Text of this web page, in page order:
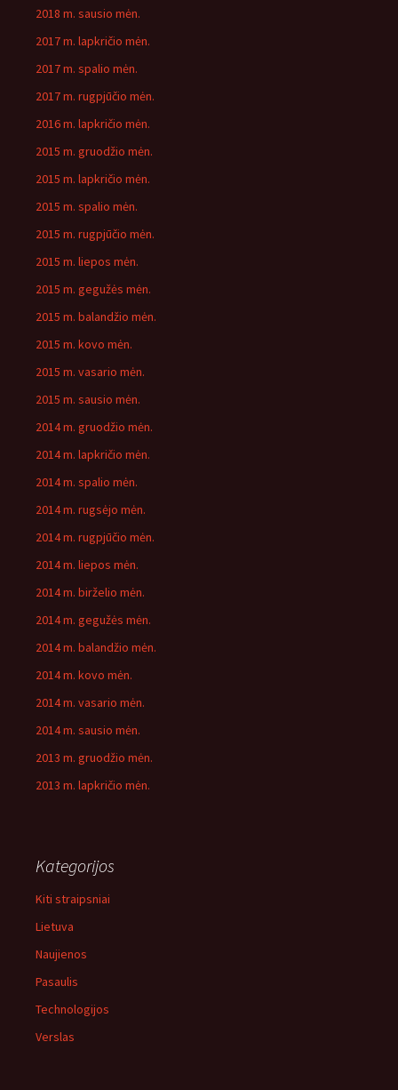
2018 m. sausio mėn.
2017 m. lapkričio mėn.
2017 m. spalio mėn.
2017 m. rugpjūčio mėn.
2016 m. lapkričio mėn.
2015 m. gruodžio mėn.
2015 m. lapkričio mėn.
2015 m. spalio mėn.
2015 m. rugpjūčio mėn.
2015 m. liepos mėn.
2015 m. gegužės mėn.
2015 m. balandžio mėn.
2015 m. kovo mėn.
2015 m. vasario mėn.
2015 m. sausio mėn.
2014 m. gruodžio mėn.
2014 m. lapkričio mėn.
2014 m. spalio mėn.
2014 m. rugsėjo mėn.
2014 m. rugpjūčio mėn.
2014 m. liepos mėn.
2014 m. birželio mėn.
2014 m. gegužės mėn.
2014 m. balandžio mėn.
2014 m. kovo mėn.
2014 m. vasario mėn.
2014 m. sausio mėn.
2013 m. gruodžio mėn.
2013 m. lapkričio mėn.
Kategorijos
Kiti straipsniai
Lietuva
Naujienos
Pasaulis
Technologijos
Verslas